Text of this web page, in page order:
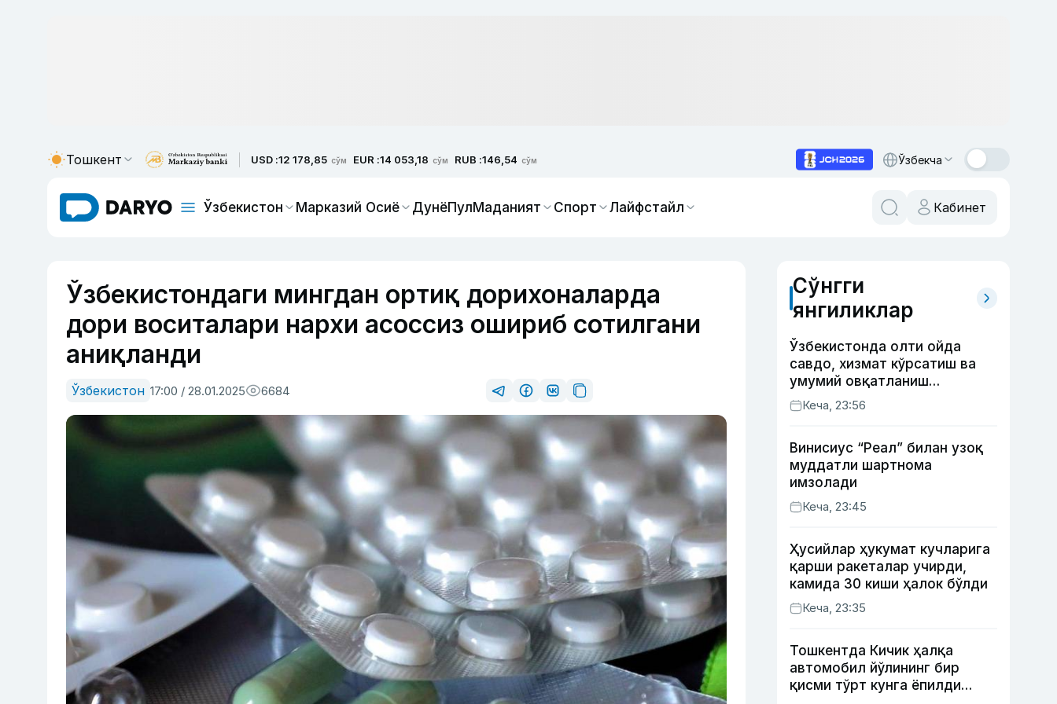
Тошкент USD :12 178,85 сўм EUR :14 053,18 сўм RUB :146,54 сўм Ўзбекча
Ўзбекистон Марказий Осиё ДунёПулМаданият Спорт Лайфстайл Кабинет
Ўзбекистондаги мингдан ортиқ дорихоналарда
дори воситалари нархи асоссиз ошириб сотилгани
аниқланди
Ўзбекистон 17:00 / 28.01.2025 6684
Сўнгги
янгиликлар
Ўзбекистонда олти ойда
савдо, хизмат кўрсатиш ва
умумий овқатланиш
корхоналари қанча солиқ
тўлагани очиқланди
Кеча, 23:56
Винисиус “Реал” билан узоқ
муддатли шартнома
имзолади
Кеча, 23:45
Ҳусийлар ҳукумат кучларига
қарши ракеталар учирди,
камида 30 киши ҳалок бўлди
Кеча, 23:35
Тошкентда Кичик ҳалқа
автомобил йўлининг бир
қисми тўрт кунга ёпилди